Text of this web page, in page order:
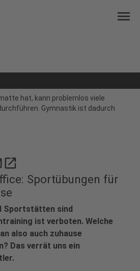
menu
hat, kann problemlos viele
Gymnastik ist dadurch
open_in_new
Sportübungen für
Sportstätten sind
ist verboten. Welche
also auch zuhause
Das verrät uns ein